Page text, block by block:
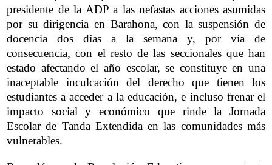
presidente de la ADP a las nefastas acciones asumidas
por su dirigencia en Barahona, con la suspensión de
docencia dos días a la semana y, por vía de
consecuencia, con el resto de las seccionales que han
estado afectando el año escolar, se constituye en una
inaceptable inculcación del derecho que tienen los
estudiantes a acceder a la educación, e incluso frenar el
impacto social y económico que rinde la Jornada
Escolar de Tanda Extendida en las comunidades más
vulnerables.